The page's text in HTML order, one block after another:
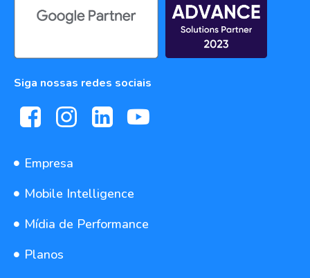
Siga nossas redes sociais
Empresa
Mobile Intelligence
Mídia de Performance
Planos